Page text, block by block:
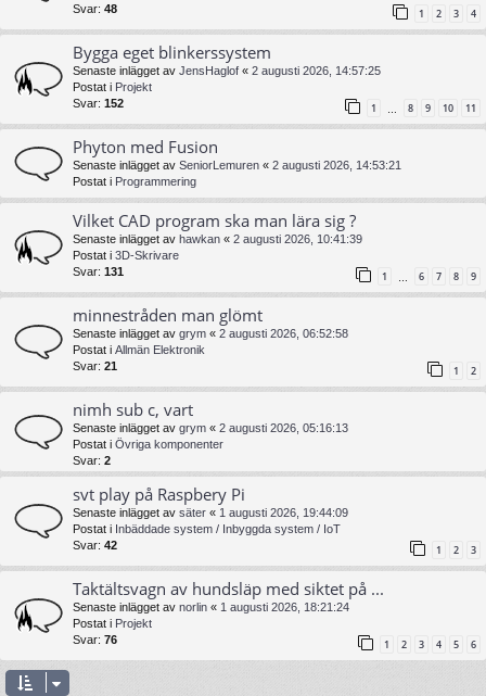
Svar: 48 1 2 3 4
Bygga eget blinkerssystem
Senaste inlägget av JensHaglof « 2 augusti 2026, 14:57:25
Postat i Projekt
Svar: 152 1 8 9 10 11
Phyton med Fusion
Senaste inlägget av SeniorLemuren « 2 augusti 2026, 14:53:21
Postat i Programmering
Vilket CAD program ska man lära sig ?
Senaste inlägget av hawkan « 2 augusti 2026, 10:41:39
Postat i 3D-Skrivare
Svar: 131 1 … 6 7 8 9
minnestråden man glömt
Senaste inlägget av grym « 2 augusti 2026, 06:52:58
Postat i Allmän Elektronik
Svar: 21 1 2
nimh sub c, vart
Senaste inlägget av grym « 2 augusti 2026, 05:16:13
Postat i Övriga komponenter
Svar: 2
svt play på Raspbery Pi
Senaste inlägget av säter « 1 augusti 2026, 19:44:09
Postat i Inbäddade system / Inbyggda system / IoT
Svar: 42 1 2 3
Taktältsvagn av hundsläp med siktet på ...
Senaste inlägget av norlin « 1 augusti 2026, 18:21:24
Postat i Projekt
Svar: 76 1 2 3 4 5 6